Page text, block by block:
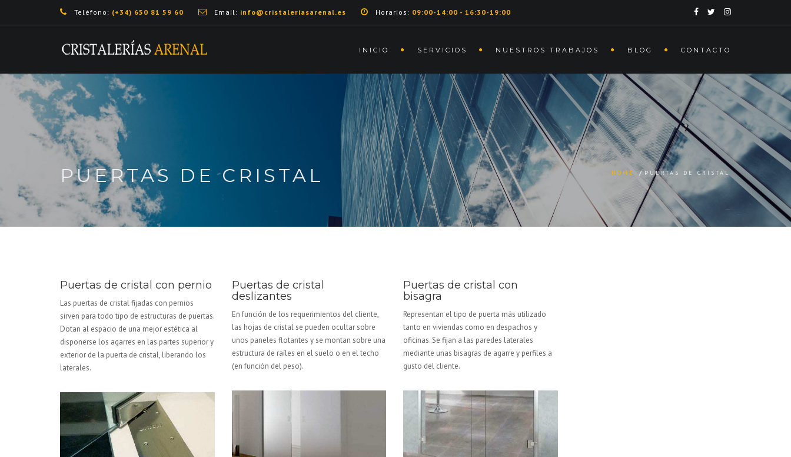
Teléfono: (+34) 650 81 59 60 Email: info@cristaleriasarenal.es Horarios: 09:00-14:00 - 16:30-19:00
INICIO SERVICIOS NUESTROS TRABAJOS BLOG CONTACTO
PUERTAS DE CRISTAL HOME / PUERTAS DE CRISTAL
Puertas de cristal con pernio
Las puertas de cristal fijadas con pernios
sirven para todo tipo de estructuras de puertas.
Dotan al espacio de una mejor estética al
disponerse los agarres en las partes superior y
exterior de la puerta de cristal, liberando los
laterales.
Puertas de cristal
deslizantes
En función de los requerimientos del cliente,
las hojas de cristal se pueden ocultar sobre
unos paneles flotantes y se montan sobre una
estructura de raíles en el suelo o en el techo
(en función del peso).
Puertas de cristal con
bisagra
Representan el tipo de puerta más utilizado
tanto en viviendas como en despachos y
oficinas. Se fijan a las paredes laterales
mediante unas bisagras de agarre y perfiles a
gusto del cliente.